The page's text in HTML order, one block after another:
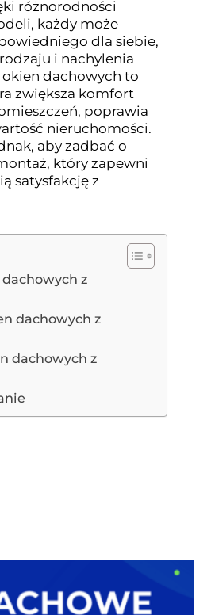
różnorodności
każdy może
dla siebie,
i nachylenia
dachowych to
zwiększa komfort
poprawia
nieruchomości.
aby zadbać o
który zapewni
satysfakcję z
z
dachowych z
dachowych z